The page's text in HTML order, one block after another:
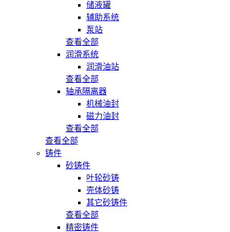
储液罐
辅助系统
泵站
查看全部
润滑系统
润滑油站
查看全部
轴承隔离器
机械油封
磁力油封
查看全部
查看全部
铸件
砂铸件
叶轮砂铸
壳体砂铸
其它砂铸件
查看全部
精密铸件